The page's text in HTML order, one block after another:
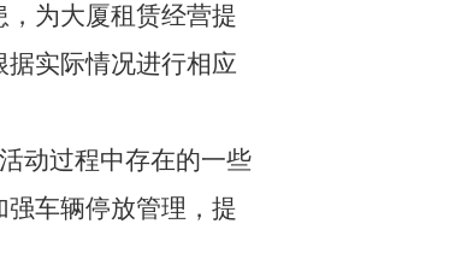
为大厦租赁经营提
实际情况进行相应
动过程中存在的一些
车辆停放管理，提